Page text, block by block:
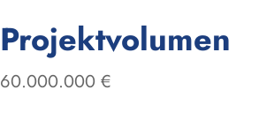
Projektvolumen
60.000.000 €